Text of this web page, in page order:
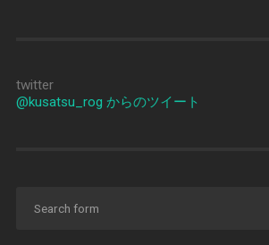
twitter
@kusatsu_rog からのツイート